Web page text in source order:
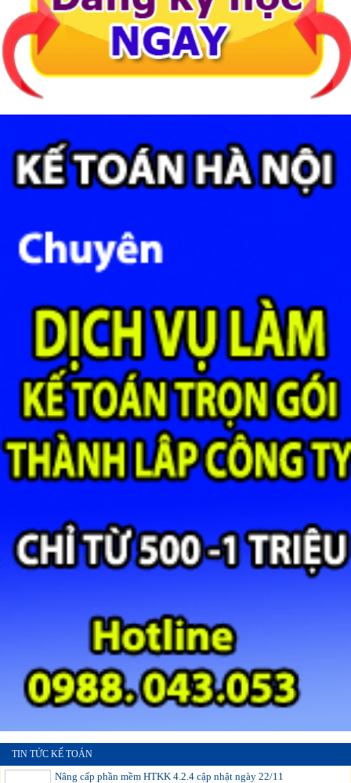
TIN TỨC KẾ TOÁN
Nâng cấp phần mềm HTKK 4.2.4 cập nhật ngày 22/11